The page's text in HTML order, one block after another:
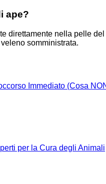
ape?
direttamente nella pelle
somministrata.
Immediato (Cosa
per la Cura degli Animali